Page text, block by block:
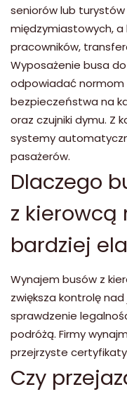
seniorów lub
międzymiastowych,
pracowników,
Wyposażenie busa
odpowiadać
bezpieczeństwa na
oraz czujniki dymu. Z
systemy
pasażerów.
Dlaczego
z kierowcą
bardziej
Wynajem busów z
zwiększa kontrolę
sprawdzenie
podróżą. Firmy
przejrzyste
Czy